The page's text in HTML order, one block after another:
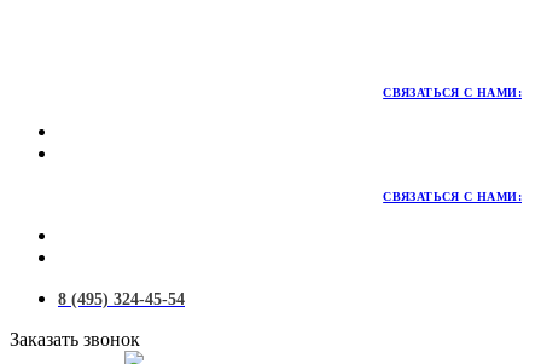
СВЯЗАТЬСЯ С НАМИ:
СВЯЗАТЬСЯ С НАМИ:
8 (495) 324-45-54
Заказать звонок